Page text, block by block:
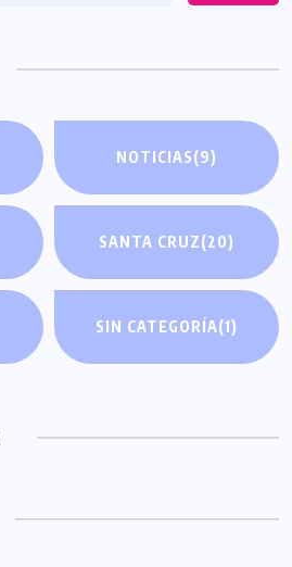
NOTICIAS(9)
SANTA CRUZ(20)
SIN CATEGORÍA(1)